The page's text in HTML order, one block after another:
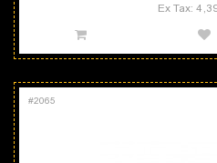
Ex Tax:
#2065